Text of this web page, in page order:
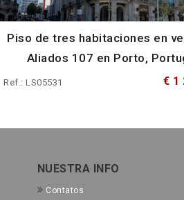
Piso de tres habitaciones en
Aliados 107 en Porto,
Ref.: LS05531 € 1
NUESTRA INFO
Contatos